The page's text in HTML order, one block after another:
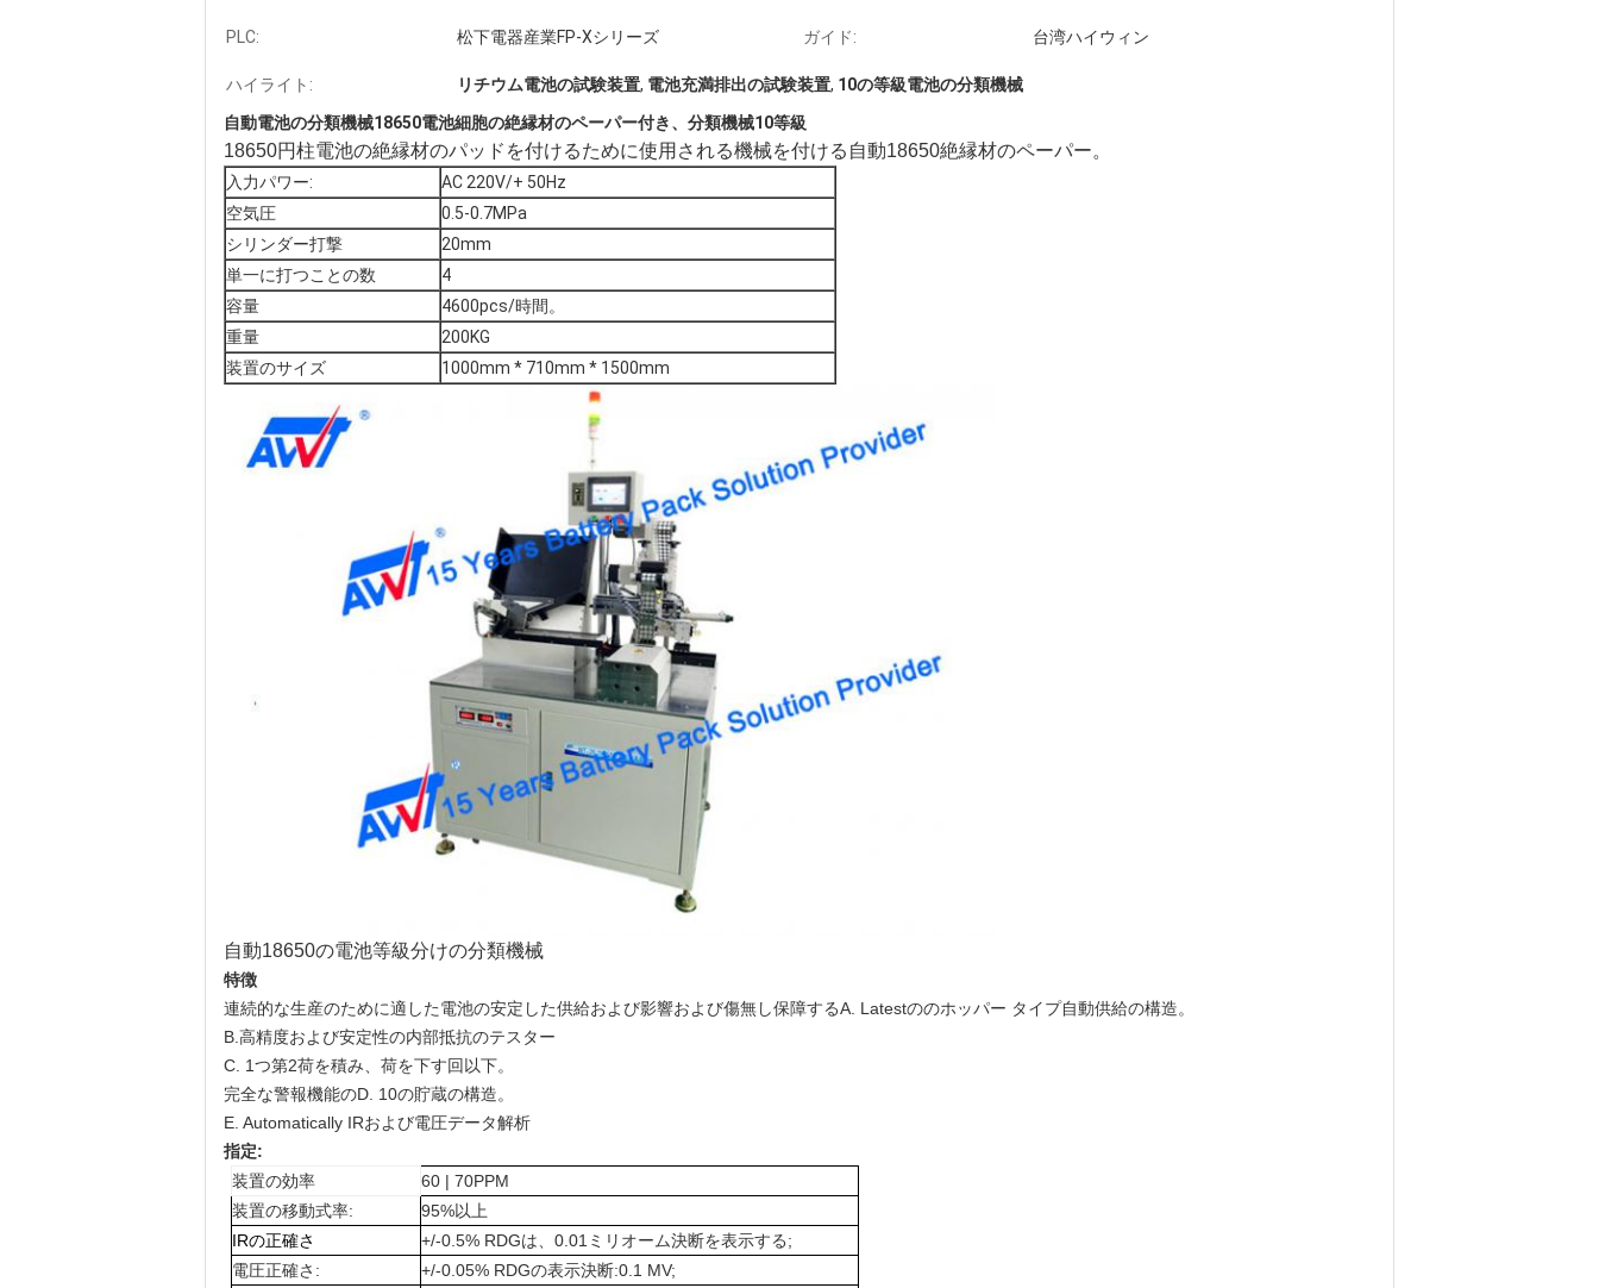
PLC: 松下電器産業FP-Xシリーズ ガイド: 台湾ハイウィン
ハイライト: リチウム電池の試験装置, 電池充満排出の試験装置, 10の等級電池の分類機械
自動電池の分類機械18650電池細胞の絶縁材のペーパー付き、分類機械10等級
18650円柱電池の絶縁材のパッドを付けるために使用される機械を付ける自動18650絶縁材のペーパー。
入力パワー:
AC 220V/+ 50Hz
空気圧
0.5-0.7MPa
シリンダー打撃
20mm
単一に打つことの数
4
容量
4600pcs/時間。
重量
200KG
装置のサイズ
1000mm * 710mm * 1500mm
自動18650の電池等級分けの分類機械
特徴
連続的な生産のために適した電池の安定した供給および影響および傷無し保障するA. Latestののホッパー タイプ自動供給の構造。
B.高精度および安定性の内部抵抗のテスター
C. 1つ第2荷を積み、荷を下す回以下。
完全な警報機能のD. 10の貯蔵の構造。
E. Automatically IRおよび電圧データ解析
指定:
装置の効率
60 | 70PPM
装置の移動式率:
95%以上
IRの正確さ
+/-0.5% RDGは、0.01ミリオーム決断を表示する;
電圧正確さ:
+/-0.05% RDGの表示決断:0.1 MV;